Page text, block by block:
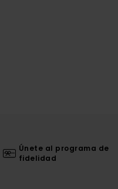
Únete al programa de
fidelidad